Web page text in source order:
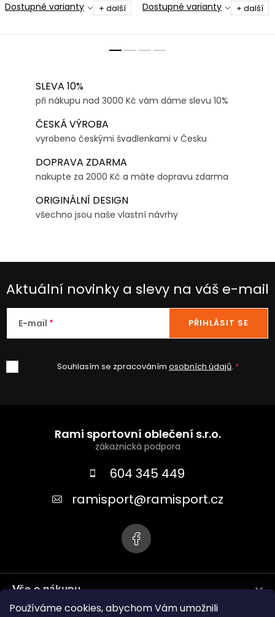
Používáme cookies, abychom Vám umožnili
Dostupné varianty + další Dostupné varianty + další
SLEVA 10%
při nákupu nad 3000 Kč vám dáme slevu 10%
ČESKÁ VÝROBA
vyrobeno českými švadlenkami v Česku
DOPRAVA ZDARMA
nakupte za 2000 Kč a máte dopravu zdarma
ORIGINÁLNÍ DESIGN
všechno jsou naše vlastní návrhy
Aktuální novinky a slevy na váš e-mail
E-mail
Souhlasím se zpracováním osobních údajů.
PŘIHLÁSIT SE
Rami sportovní oblečení s.r.o.
604 345 449
ramisport@ramisport.cz
Vše o nákupu